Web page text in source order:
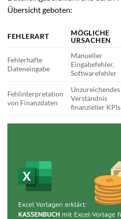
Übersicht geboten:
FEHLERART
MÖGLICHE
URSACHEN
Fehlerhafte
Dateneingabe
Manueller
Eingabefehler,
Softwarefehler
Fehlinterpretation
von Finanzdaten
Unzureichendes
Verständnis
finanzieller KPIs